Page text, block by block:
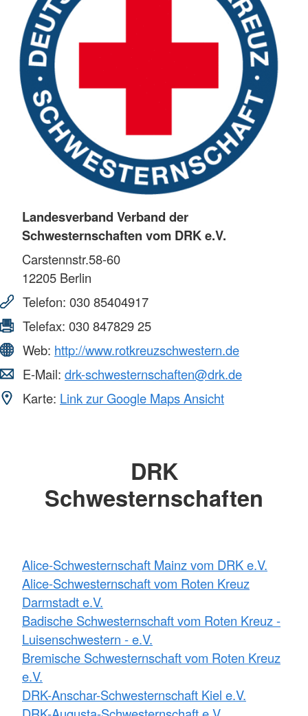
Landesverband Verband der
Schwesternschaften vom DRK e.V.
Carstennstr.58-60
12205 Berlin
Telefon: 030 85404917
Telefax: 030 847829 25
Web: http://www.rotkreuzschwestern.de
E-Mail: drk-schwesternschaften@drk.de
Karte: Link zur Google Maps Ansicht
DRK
Schwesternschaften
Alice-Schwesternschaft Mainz vom DRK e.V.
Alice-Schwesternschaft vom Roten Kreuz
Darmstadt e.V.
Badische Schwesternschaft vom Roten Kreuz -
Luisenschwestern - e.V.
Bremische Schwesternschaft vom Roten Kreuz
e.V.
DRK-Anschar-Schwesternschaft Kiel e.V.